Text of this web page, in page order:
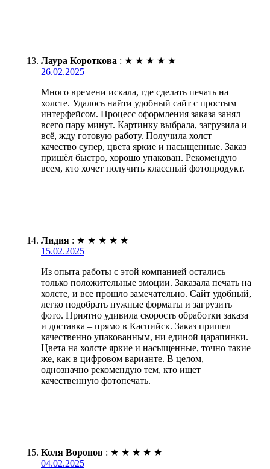
Лаура Короткова : ★ ★ ★ ★ ★
26.02.2025
Много времени искала, где сделать печать на
холсте. Удалось найти удобный сайт с простым
интерфейсом. Процесс оформления заказа занял
всего пару минут. Картинку выбрала, загрузила и
всё, жду готовую работу. Получила холст —
качество супер, цвета яркие и насыщенные. Заказ
пришёл быстро, хорошо упакован. Рекомендую
всем, кто хочет получить классный фотопродукт.
Лидия : ★ ★ ★ ★ ★
15.02.2025
Из опыта работы с этой компанией остались
только положительные эмоции. Заказала печать на
холсте, и все прошло замечательно. Сайт удобный,
легко подобрать нужные форматы и загрузить
фото. Приятно удивила скорость обработки заказа
и доставка – прямо в Каспийск. Заказ пришел
качественно упакованным, ни единой царапинки.
Цвета на холсте яркие и насыщенные, точно такие
же, как в цифровом варианте. В целом,
однозначно рекомендую тем, кто ищет
качественную фотопечать.
Коля Воронов : ★ ★ ★ ★ ★
04.02.2025